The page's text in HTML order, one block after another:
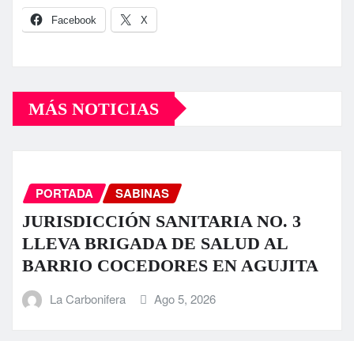
Facebook X
MÁS NOTICIAS
PORTADA SABINAS
JURISDICCIÓN SANITARIA NO. 3
LLEVA BRIGADA DE SALUD AL
BARRIO COCEDORES EN AGUJITA
La Carbonifera Ago 5, 2026